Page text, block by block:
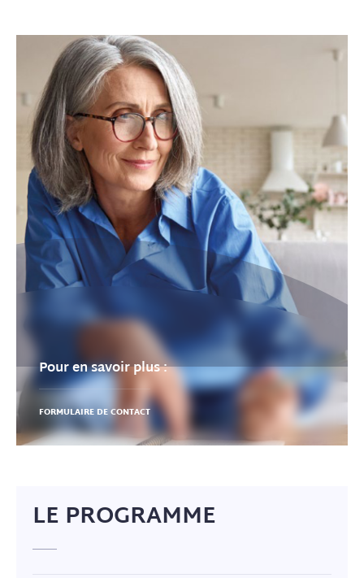
Pour en savoir plus :
FORMULAIRE DE CONTACT
LE PROGRAMME